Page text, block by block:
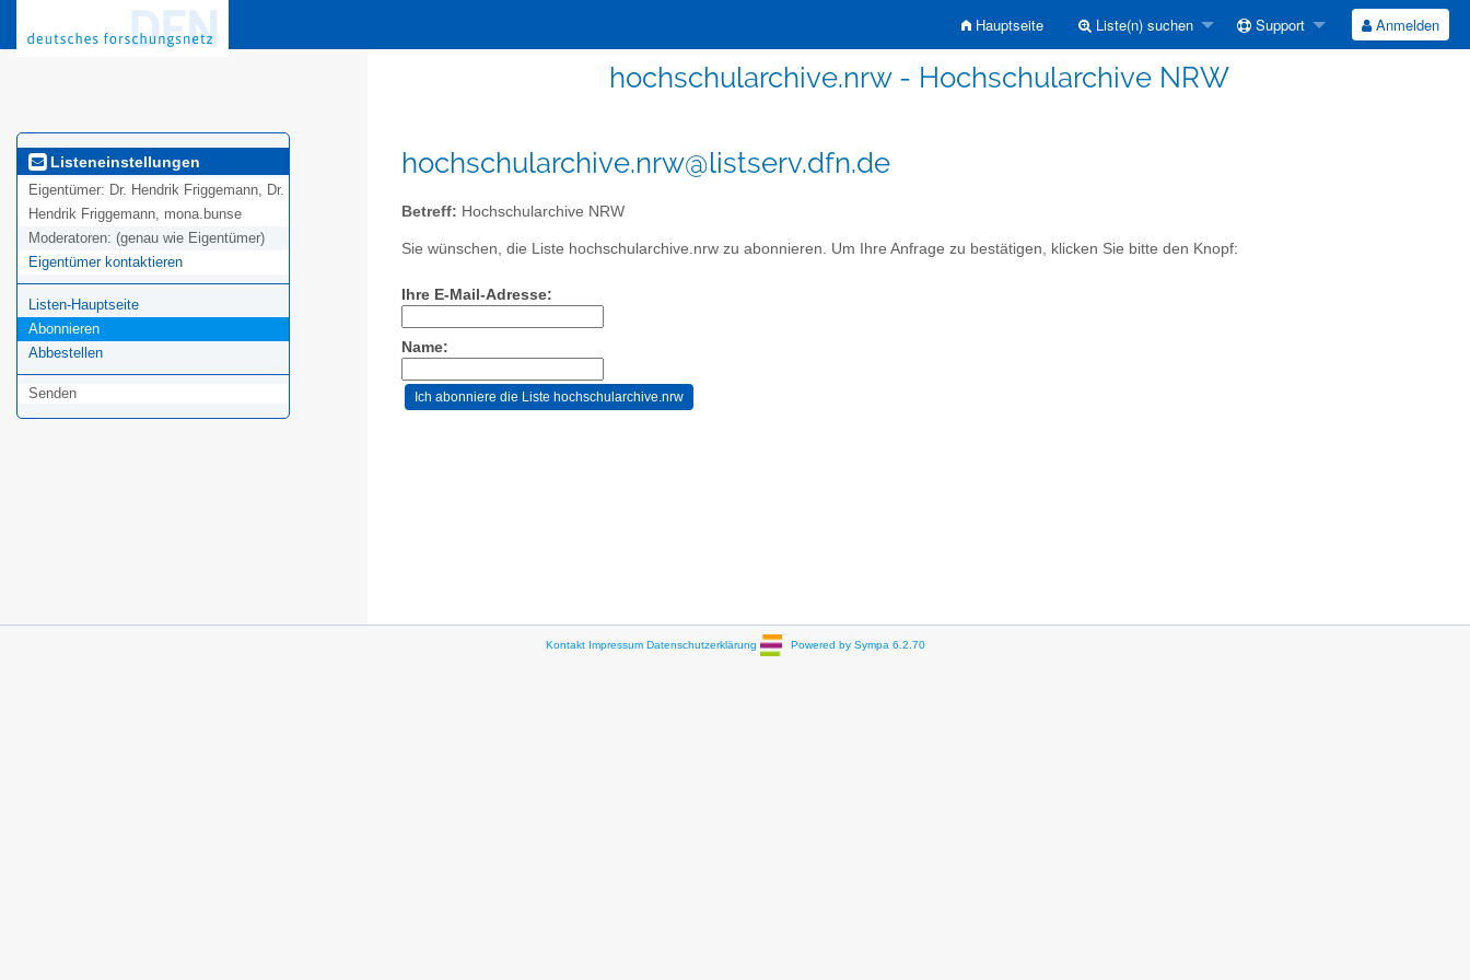
Hauptseite Liste(n) suchen Support Anmelden
hochschularchive.nrw - Hochschularchive NRW
Listeneinstellungen
Eigentümer: Dr. Hendrik Friggemann, Dr.
Hendrik Friggemann, mona.bunse
Moderatoren: (genau wie Eigentümer)
Eigentümer kontaktieren
Listen-Hauptseite
Abonnieren
Abbestellen
Senden
hochschularchive.nrw@listserv.dfn.de
Betreff: Hochschularchive NRW
Sie wünschen, die Liste hochschularchive.nrw zu abonnieren. Um Ihre Anfrage zu bestätigen, klicken Sie bitte den Knopf:
Ihre E-Mail-Adresse:
Name:
Kontakt Impressum Datenschutzerklärung Powered by Sympa 6.2.70